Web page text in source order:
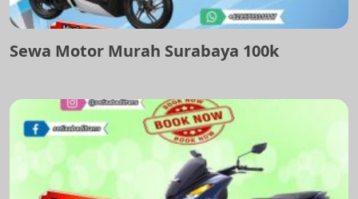
Sewa Motor Murah Surabaya 100k